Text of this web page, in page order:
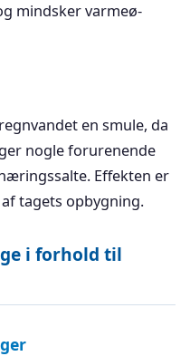
mindsker varmeø-
en smule, da
nogle forurenende
Effekten er
tagets opbygning.
i forhold til